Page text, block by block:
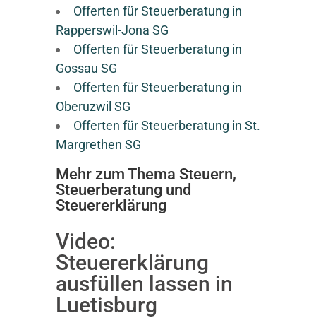
Offerten für Steuerberatung in
Rapperswil-Jona SG
Offerten für Steuerberatung in
Gossau SG
Offerten für Steuerberatung in
Oberuzwil SG
Offerten für Steuerberatung in St.
Margrethen SG
Mehr zum Thema Steuern,
Steuerberatung und
Steuererklärung
Video:
Steuererklärung
ausfüllen lassen in
Luetisburg